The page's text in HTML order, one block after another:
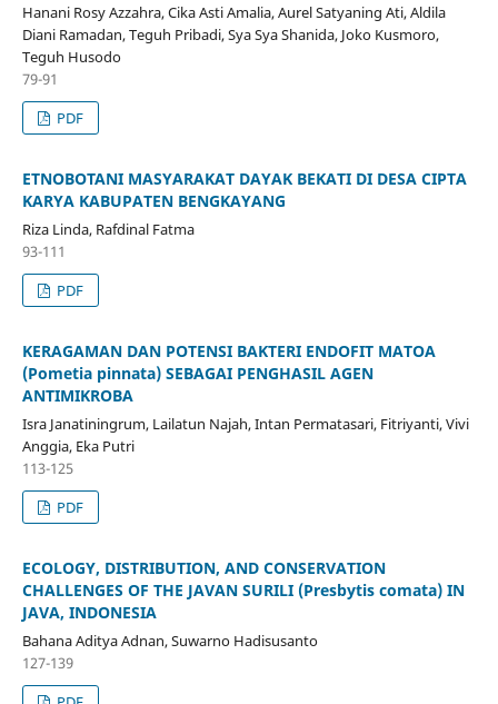
Hanani Rosy Azzahra, Cika Asti Amalia, Aurel Satyaning Ati, Aldila
Diani Ramadan, Teguh Pribadi, Sya Sya Shanida, Joko Kusmoro,
Teguh Husodo
79-91
PDF
ΕΤΝΟΒΟΤΑNI MASYARAKAT DAYAK BEKATI DI DESA CIPTA
KARYA KABUPATEN BENGKAYANG
Riza Linda, Rafdinal Fatma
93-111
PDF
KERAGAMAN DAN POTENSI BAKTERI ENDOFIT MATOA
(Pometia pinnata) SEBAGAI PENGHASIL AGEN
ANTIMIKROBA
Isra Janatiningrum, Lailatun Najah, Intan Permatasari, Fitriyanti, Vivi
Anggia, Eka Putri
113-125
PDF
ECOLOGY, DISTRIBUTION, AND CONSERVATION
CHALLENGES OF THE JAVAN SURILI (Presbytis comata) IN
JAVA, INDONESIA
Bahana Aditya Adnan, Suwarno Hadisusanto
127-139